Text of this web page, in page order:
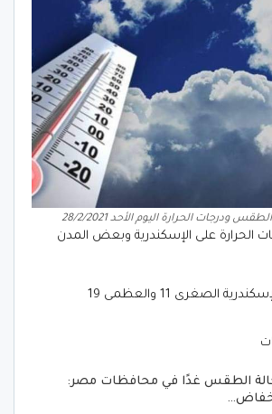
ودرجات الحرارة اليوم الأحد 28/2/2021
الحرارة على الإسكندرية وبعض المدن
الصغرى 11 والعظمى 19
الطقس غدًا في محافظات مصر: